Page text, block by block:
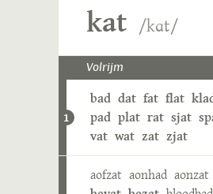
kat /kɑt/
Volrijm
1
bad dat fat flat
pad plat rat sjat
vat wat zat zjat
aofzat aonhad aonzat